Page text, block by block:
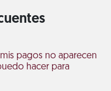
pagos no aparecen
hacer para